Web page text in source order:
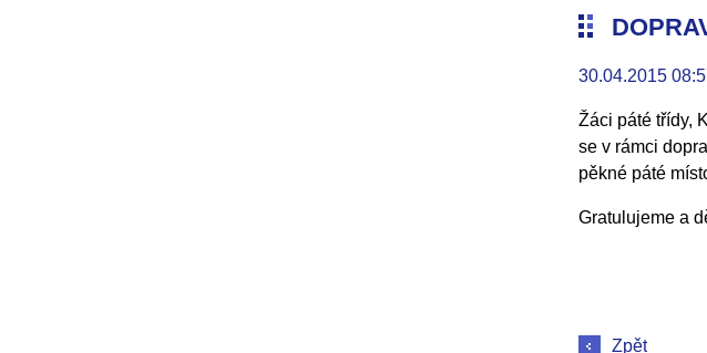
30.04.2015
Žáci páté třídy,
se v rámci
pěkné páté
Gratulujeme a
Zpět